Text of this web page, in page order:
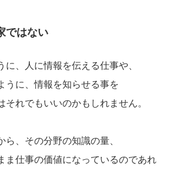
ではない
に、人に情報を伝える仕事や、
うに、情報を知らせる事を
それでもいいのかもしれません。
ら、その分野の知識の量、
ま仕事の価値になっているのであれ